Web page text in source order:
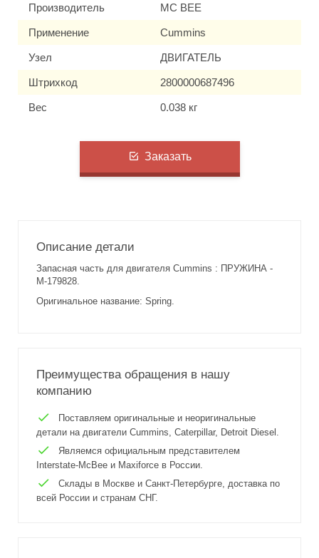
Производитель MC BEE
Применение Cummins
Узел ДВИГАТЕЛЬ
Штрихкод 2800000687496
Вес 0.038 кг
Заказать
Описание детали
Запасная часть для двигателя Cummins : ПРУЖИНА -
M-179828.
Оригинальное название: Spring.
Преимущества обращения в нашу
компанию
Поставляем оригинальные и неоригинальные
детали на двигатели Cummins, Caterpillar, Detroit Diesel.
Являемся официальным представителем
Interstate-McBee и Maxiforce в России.
Склады в Москве и Санкт-Петербурге, доставка по
всей России и странам СНГ.